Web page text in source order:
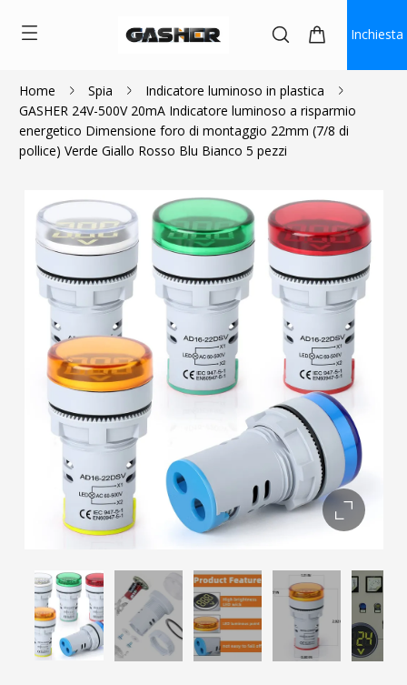
Inchiesta
Home Spia
Indicatore luminoso in plastica
GASHER 24V-500V 20mA Indicatore luminoso a risparmio
energetico Dimensione foro di montaggio 22mm (7/8 di
pollice) Verde Giallo Rosso Blu Bianco 5 pezzi
$13.49